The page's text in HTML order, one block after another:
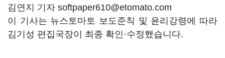
김연지 기자 softpaper610@etomato.com
이 기사는 뉴스토마토 보도준칙 및 윤리강령에 따라
김기성 편집국장이 최종 확인·수정했습니다.